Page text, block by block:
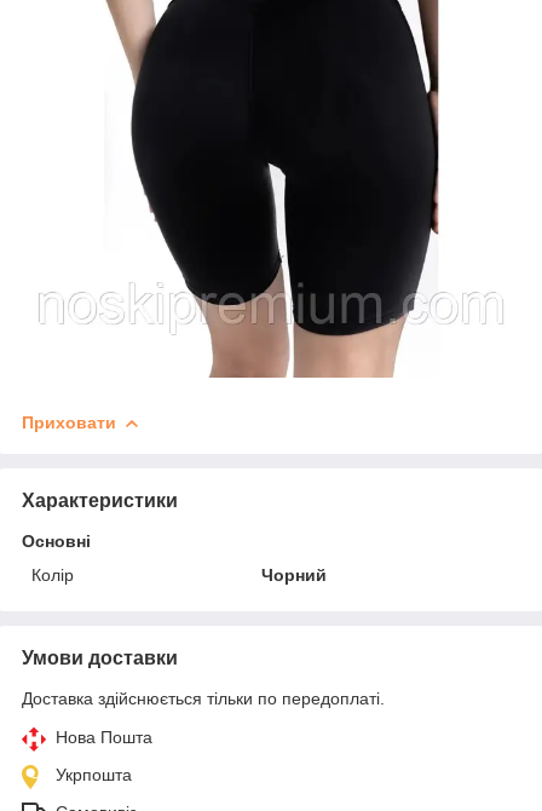
Приховати
Характеристики
Основні
Колір
Чорний
Умови доставки
Доставка здійснюється тільки по передоплаті.
Нова Пошта
Укрпошта